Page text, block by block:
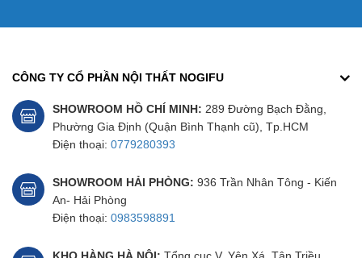
CÔNG TY CỔ PHẦN NỘI THẤT NOGIFU
SHOWROOM HỒ CHÍ MINH: 289 Đường Bạch Đằng,
Phường Gia Định (Quận Bình Thạnh cũ), Tp.HCM
Điện thoại: 0779280393
SHOWROOM HẢI PHÒNG: 936 Trần Nhân Tông - Kiến
An- Hải Phòng
Điện thoại: 0983598891